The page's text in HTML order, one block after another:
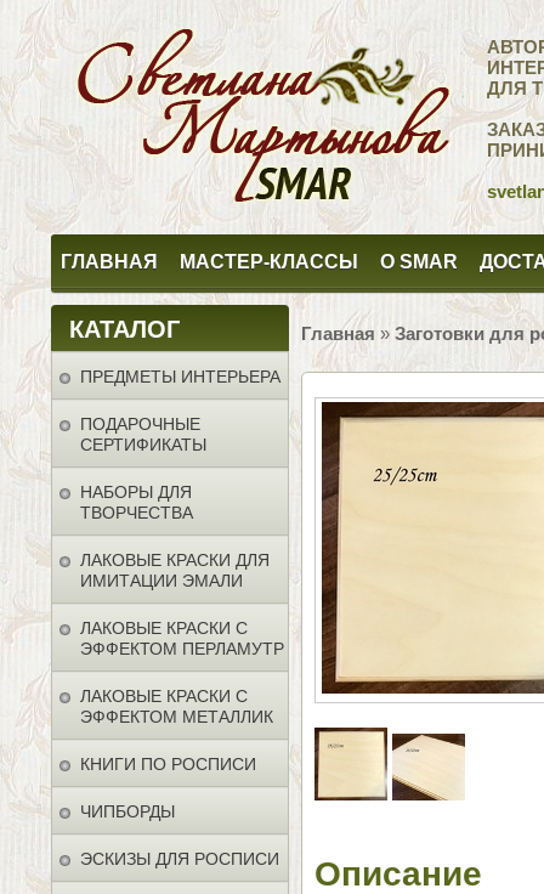
ДЛЯ
ГЛАВНАЯ МАСТЕР-КЛАССЫ О SMAR
КАТАЛОГ
ПРЕДМЕТЫ ИНТЕРЬЕРА
ПОДАРОЧНЫЕ
СЕРТИФИКАТЫ
НАБОРЫ ДЛЯ
ТВОРЧЕСТВА
ЛАКОВЫЕ КРАСКИ ДЛЯ
ИМИТАЦИИ ЭМАЛИ
ЛАКОВЫЕ КРАСКИ С
ЭФФЕКТОМ ПЕРЛАМУТР
ЛАКОВЫЕ КРАСКИ С
ЭФФЕКТОМ МЕТАЛЛИК
КНИГИ ПО РОСПИСИ
ЧИПБОРДЫ
ЭСКИЗЫ ДЛЯ РОСПИСИ
Главная » Заготовки для
Описание